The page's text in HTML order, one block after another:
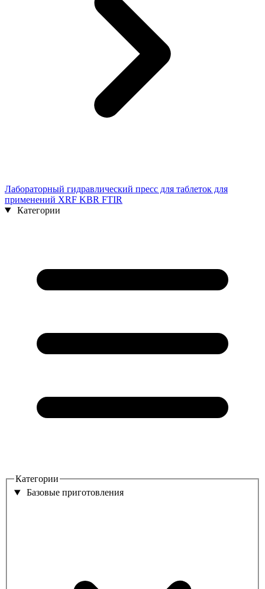
Лабораторный гидравлический пресс для таблеток для
применений XRF KBR FTIR
Категории
Категории
Базовые приготовления